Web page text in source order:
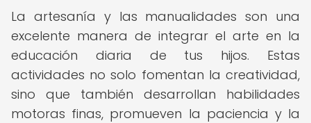
La artesanía y las manualidades son una
excelente manera de integrar el arte en la
educación diaria de tus hijos. Estas
actividades no solo fomentan la creatividad,
sino que también desarrollan habilidades
motoras finas, promueven la paciencia y la